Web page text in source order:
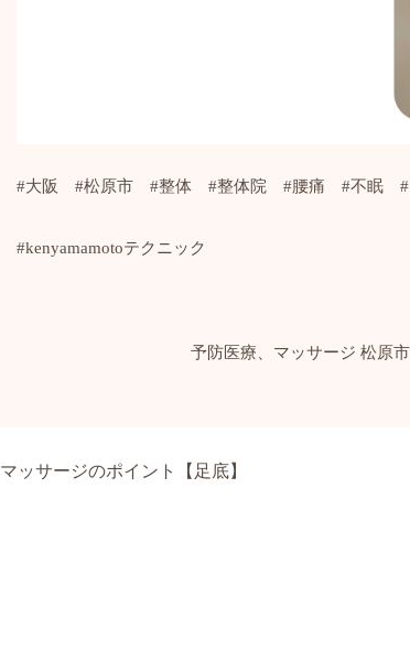
#大阪 #松原市 #整体 #整体院 #腰痛 #不眠 #
#kenyamamotoテクニック
予防医療、マッサージ 松原
マッサージのポイント【足底】